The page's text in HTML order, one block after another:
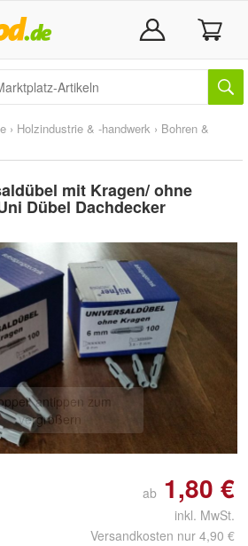
› Holzindustrie & -handwerk › Bohren &
mit Kragen/ ohne
Dübel Dachdecker
antippen zum
vergrößern
ab 1,80 €
inkl. MwSt.
Versandkosten nur 4,90 €